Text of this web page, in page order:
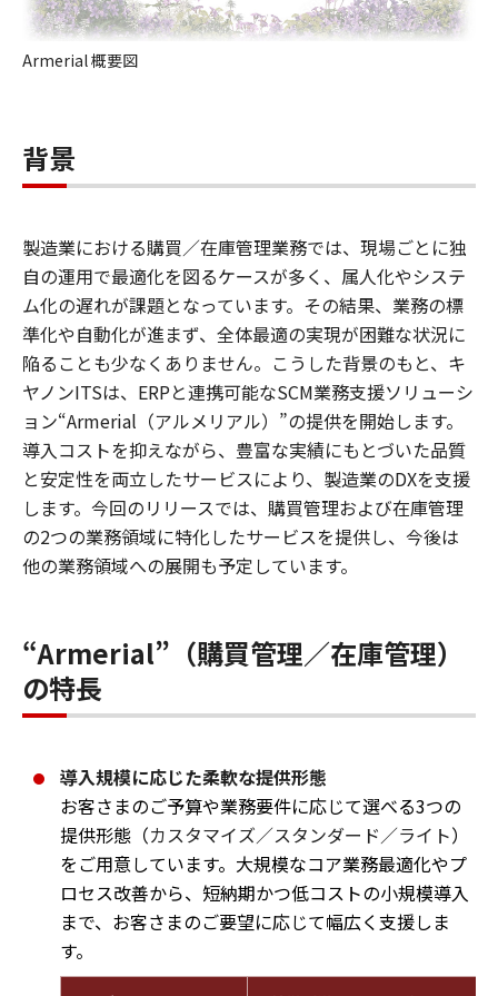
Armerial 概要図
背景
製造業における購買／在庫管理業務では、現場ごとに独
自の運用で最適化を図るケースが多く、属人化やシステ
ム化の遅れが課題となっています。その結果、業務の標
準化や自動化が進まず、全体最適の実現が困難な状況に
陥ることも少なくありません。こうした背景のもと、キ
ヤノンITSは、ERPと連携可能なSCM業務支援ソリューシ
ョン“Armerial（アルメリアル）”の提供を開始します。
導入コストを抑えながら、豊富な実績にもとづいた品質
と安定性を両立したサービスにより、製造業のDXを支援
します。今回のリリースでは、購買管理および在庫管理
の2つの業務領域に特化したサービスを提供し、今後は
他の業務領域への展開も予定しています。
“Armerial”（購買管理／在庫管理）
の特長
導入規模に応じた柔軟な提供形態
お客さまのご予算や業務要件に応じて選べる3つの
提供形態（カスタマイズ／スタンダード／ライト）
をご用意しています。大規模なコア業務最適化やプ
ロセス改善から、短納期かつ低コストの小規模導入
まで、お客さまのご要望に応じて幅広く支援しま
す。